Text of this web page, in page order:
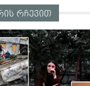
რჩევით